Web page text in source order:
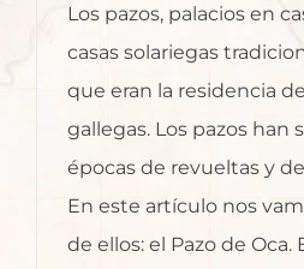
Los pazos, palacios en
casas solariegas
que eran la residencia
gallegas. Los pazos han
épocas de revueltas y
En este artículo nos
de ellos: el Pazo de Oca.